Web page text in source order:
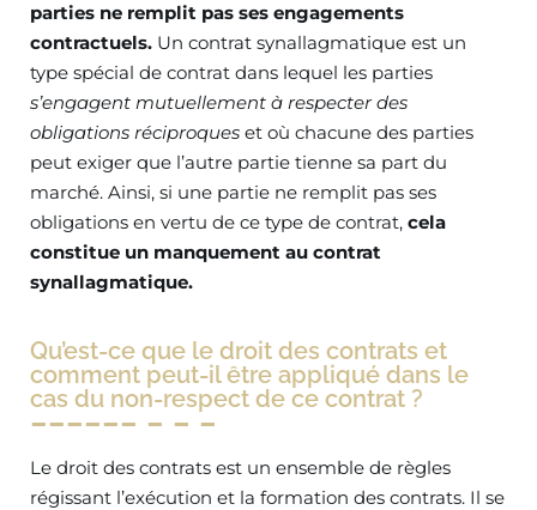
parties ne remplit pas ses engagements
contractuels. Un contrat synallagmatique est un
type spécial de contrat dans lequel les parties
s’engagent mutuellement à respecter des
obligations réciproques et où chacune des parties
peut exiger que l’autre partie tienne sa part du
marché. Ainsi, si une partie ne remplit pas ses
obligations en vertu de ce type de contrat, cela
constitue un manquement au contrat
synallagmatique.
Qu’est-ce que le droit des contrats et
comment peut-il être appliqué dans le
cas du non-respect de ce contrat ?
Le droit des contrats est un ensemble de règles
régissant l’exécution et la formation des contrats. Il se